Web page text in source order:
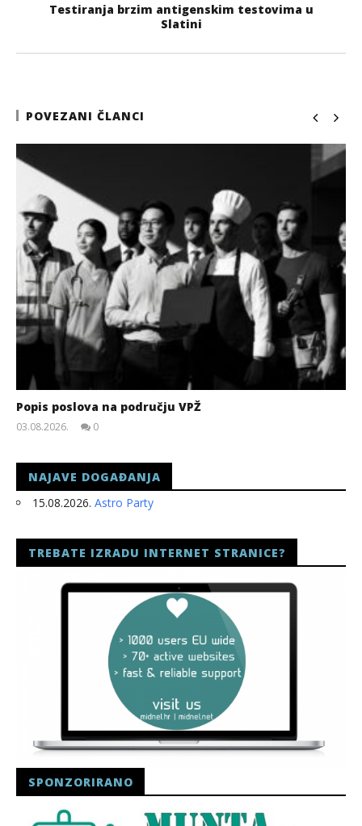
Testiranja brzim antigenskim testovima u
Slatini
POVEZANI ČLANCI
Popis poslova na području VPŽ
03.08.2026.
0
NAJAVE DOGAĐANJA
15.08.2026. Astro Party
TREBATE IZRADU INTERNET STRANICE?
SPONZORIRANO